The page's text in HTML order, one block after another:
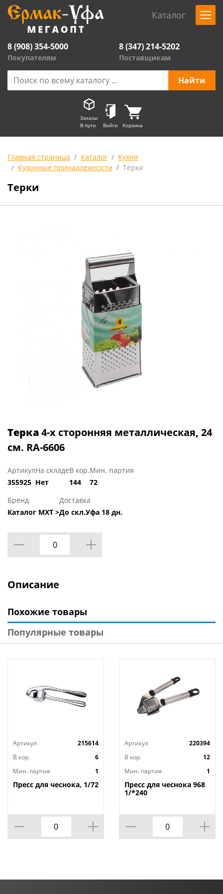
Каталог
8 (908) 354-5000
Покупателям
8 (347) 214-5202
Поставщикам
Заказы
В пути
Войти Корзина
Главная страница Каталог
Кухня
Кухонные принадлежности
Терки
Терки
Терка4-х сторонняя металлическая, 24
см. RA-6606
Артикул
355925
На складе
Нет
В кор.
144
Мин. партия
72
Бренд
Каталог МХТ >
Доставка
До скл.Уфа 18 дн.
Описание
Похожие товары
Популярные товары
Артикул
215614
В кор.
6
Мин. партия
1
Пресс для чеснока, 1/72
Артикул
220394
В кор.
12
Мин. партия
1
Пресс для чеснока 968
1/*240